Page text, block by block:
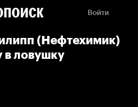
Войти
(Нефтехимик)
в ловушку